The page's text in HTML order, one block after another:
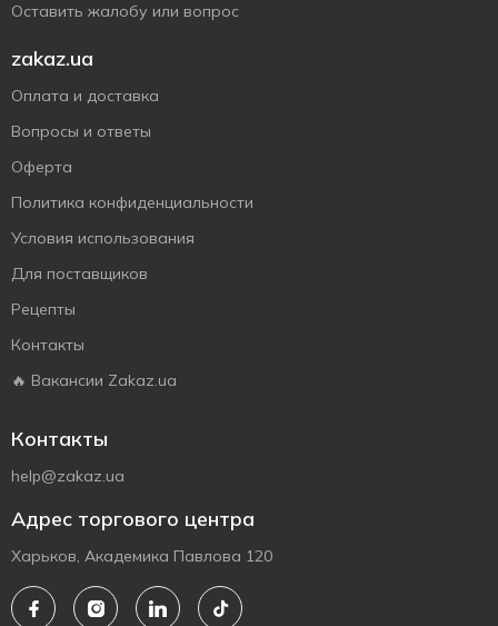
Оставить жалобу или вопрос
zakaz.ua
Оплата и доставка
Вопросы и ответы
Оферта
Политика конфиденциальности
Условия использования
Для поставщиков
Рецепты
Контакты
🔥 Вакансии Zakaz.ua
Контакты
help@zakaz.ua
Адрес торгового центра
Харьков, Академика Павлова 120